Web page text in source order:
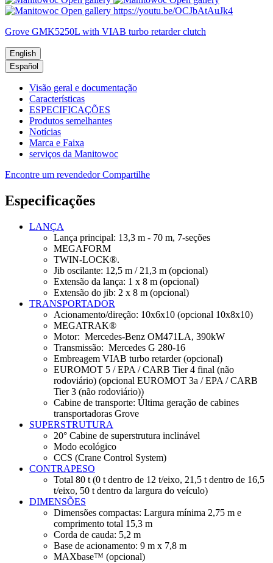
Open gallery https://youtu.be/OCJbAtAuJk4
Grove GMK5250L with VIAB turbo retarder clutch
English
Español
Visão geral e documentação
Características
ESPECIFICAÇÕES
Produtos semelhantes
Notícias
Marca e Faixa
serviços da Manitowoc
Encontre um revendedor Compartilhe
Especificações
LANÇA
Lança principal: 13,3 m - 70 m, 7-seções
MEGAFORM
TWIN-LOCK®.
Jib oscilante: 12,5 m / 21,3 m (opcional)
Extensão da lança: 1 x 8 m (opcional)
Extensão do jib: 2 x 8 m (opcional)
TRANSPORTADOR
Acionamento/direção: 10x6x10 (opcional 10x8x10)
MEGATRAK®
Motor: Mercedes-Benz OM471LA, 390kW
Transmissão: Mercedes G 280-16
Embreagem VIAB turbo retarder (opcional)
EUROMOT 5 / EPA / CARB Tier 4 final (não
rodoviário) (opcional EUROMOT 3a / EPA / CARB
Tier 3 (não rodoviário))
Cabine de transporte: Última geração de cabines
transportadoras Grove
SUPERSTRUTURA
20° Cabine de superstrutura inclinável
Modo ecológico
CCS (Crane Control System)
CONTRAPESO
Total 80 t (0 t dentro de 12 t/eixo, 21,5 t dentro de 16,5
t/eixo, 50 t dentro da largura do veículo)
DIMENSÕES
Dimensões compactas: Largura mínima 2,75 m e
comprimento total 15,3 m
Corda de cauda: 5,2 m
Base de acionamento: 9 m x 7,8 m
MAXbase™ (opcional)